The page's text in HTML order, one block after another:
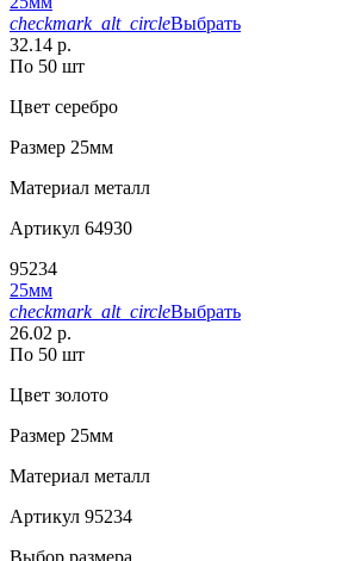
checkmark_alt_circleВыбрать
32.14 р.
По 50 шт
Цвет серебро
Размер 25мм
Материал металл
Артикул 64930
95234
25мм
checkmark_alt_circleВыбрать
26.02 р.
По 50 шт
Цвет золото
Размер 25мм
Материал металл
Артикул 95234
Выбор размера